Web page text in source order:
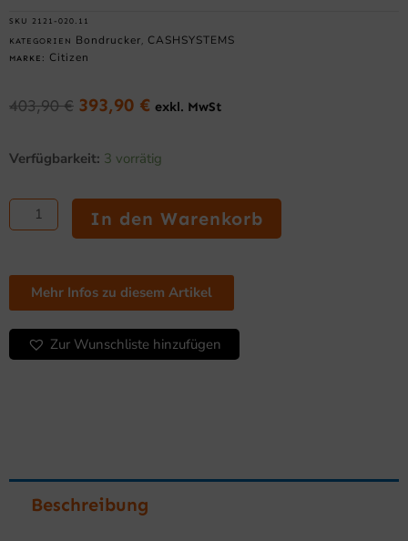
SKU 2121-020.11
KATEGORIEN Bondrucker , CASHSYSTEMS
MARKE: Citizen
403,90€ Ursprünglicher
war:
393,90 € Aktueller
ist:
393,90 €.
exkl. MwSt
Verfügbarkeit: 3 vorrätig
CMP-
–
Mobiler
Bondrucker,
mm,
RS232
USB
+
In den Warenkorb
Mehr Infos zu diesem Artikel
Zur Wunschliste hinzufügen
Beschreibung